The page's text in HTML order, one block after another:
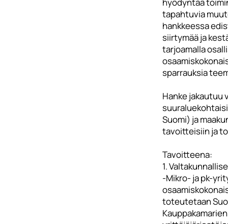
tapahtuvia
hankkeessa
siirtymää ja
tarjoamalla
sparrauksia
Hanke jakautuu
Suomi) ja
tavoitteisiin ja
Tavoitteena:
1.
-Mikro- ja pk-
toteutetaan